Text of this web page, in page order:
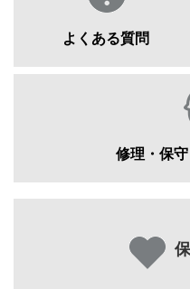
よくある質問
修理・保